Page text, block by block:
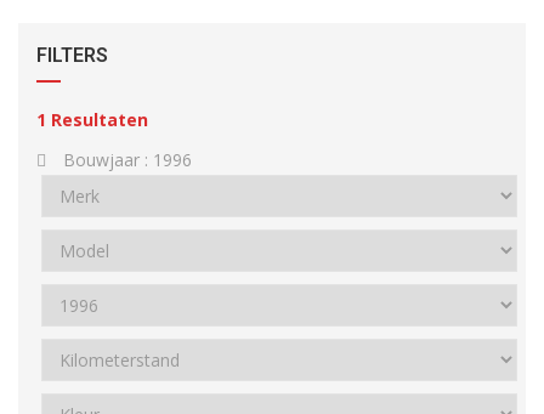
FILTERS
1 Resultaten
Bouwjaar : 1996